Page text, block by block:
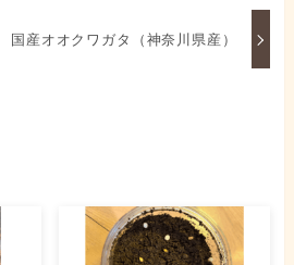
国産オオクワガタ（神奈川県産）